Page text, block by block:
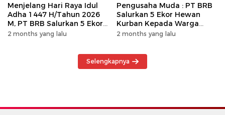
Menjelang Hari Raya Idul
Adha 1447 H/Tahun 2026
M, PT BRB Salurkan 5 Ekor
Hewan Kurban Kepada
2 months yang lalu
Pengusaha Muda : PT BRB
Salurkan 5 Ekor Hewan
Kurban Kepada Warga
Khususnya Wilayah
2 months yang lalu
Selengkapnya